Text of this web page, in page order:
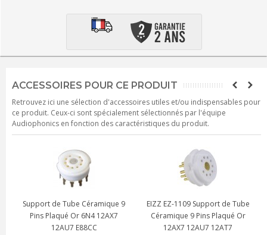
ACCESSOIRES POUR CE PRODUIT
Retrouvez ici une sélection d'accessoires utiles et/ou indispensables pour
ce produit. Ceux-ci sont spécialement sélectionnés par l'équipe
Audiophonics en fonction des caractéristiques du produit.
EIZZ EZ-1109 Support de Tube
Céramique 9 Pins Plaqué Or
12AX7 12AU7 12AT7
EIZZ EZ-1209 Support de Tube
PTFE 9 Pins Plaqué Or 12AX7
12AU7 12AT7